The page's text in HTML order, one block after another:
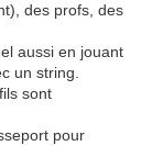
des profs, des
aussi en jouant
un string.
sont
pour